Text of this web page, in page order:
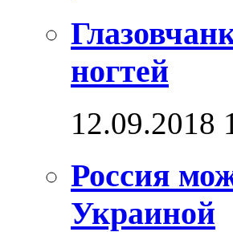
ногтей
12.09.2018
Россия
Украиной